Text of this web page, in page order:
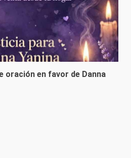
oración en favor de Danna